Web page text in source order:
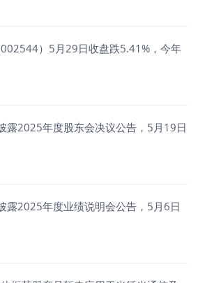
）5月29日收盘跌5.41%，今年
露2025年度股东会决议公告，5月19日
露2025年度业绩说明会公告，5月6日